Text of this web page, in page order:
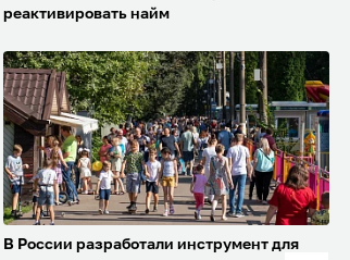
реактивировать найм
В России разработали инструмент для